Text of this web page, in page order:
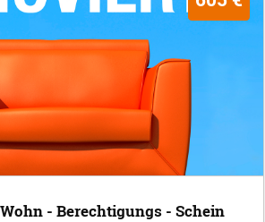
- Berechtigungs - Schein